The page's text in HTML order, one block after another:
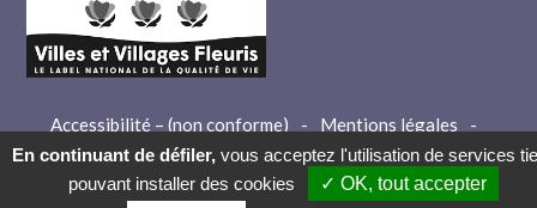
Accessibilité – (non conforme) - Mentions légales
-
Crédits
- Contact
En continuant de défiler, vous acceptez l'utilisation de services
pouvant installer des cookies
✓ OK, tout accepter